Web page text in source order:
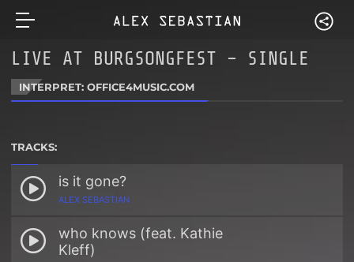
LIVE AT BURGSONGFEST – SINGLE
INTERPRET: OFFICE4MUSIC.COM
TRACKS:
is it gone?
ALEX SEBASTIAN
who knows (feat. Kathie
Kleff)